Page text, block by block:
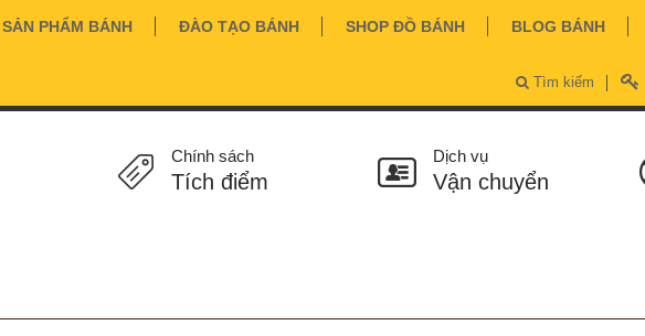
SẢN PHẨM BÁNH ĐÀO TẠO BÁNH SHOP ĐỒ BÁNH BLOG BÁNH
Tìm kiếm
Chính sách
Tích điểm
Dịch vụ
Vận chuyển